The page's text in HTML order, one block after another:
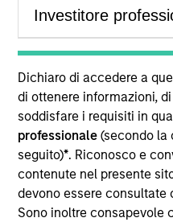
Dichiaro di accedere a
di ottenere informazioni,
soddisfare i requisiti in
professionale(secondo la
seguito)*. Riconosco e
contenute nel presente
devono essere consultate
Sono inoltre consapevole
Years
TEAM
Fixed Income Team
Anuj Gulati is the Global
Strategy & Research at
role, Anuj works with
Income organization to